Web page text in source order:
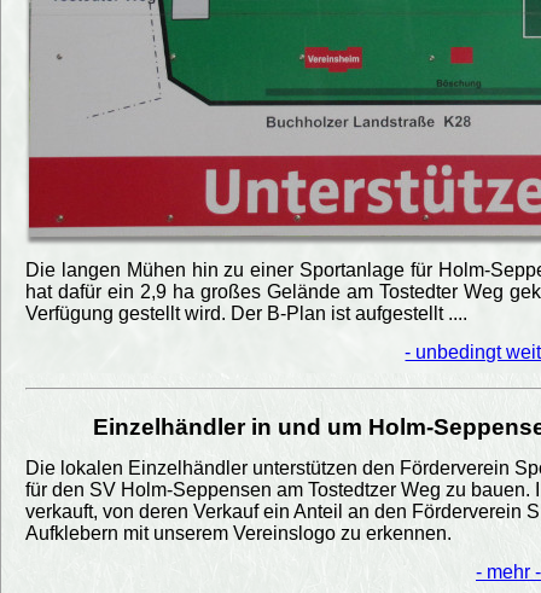
Die langen Mühen hin zu einer Sportanlage für Holm-
hat dafür ein 2,9 ha großes Gelände am Tostedter Weg
Verfügung gestellt wird. Der B-Plan ist aufgestellt ....
- unbedingt
Einzelhändler in und um Holm-
Die lokalen Einzelhändler unterstützen den Förderverein
für den SV Holm-Seppensen am Tostedtzer Weg zu
verkauft, von deren Verkauf ein Anteil an den Förderverein
Aufklebern mit unserem Vereinslogo zu erkennen.
- mehr -